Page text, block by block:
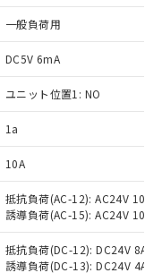
一般負荷用
DC5V 6mA
ユニット位置1: NO
1a
10A
抵抗負荷(AC-12): AC24V 10A/
誘導負荷(AC-15): AC24V
抵抗負荷(DC-12): DC24V 8A/
誘導負荷(DC-13): DC24V 4A/
10物質）の
可能な商品で
物質）の非含
る予定のある